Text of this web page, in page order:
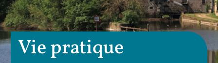
Vie pratique